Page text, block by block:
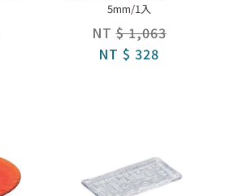
5mm/1入
NT $ 1,063
NT $ 328